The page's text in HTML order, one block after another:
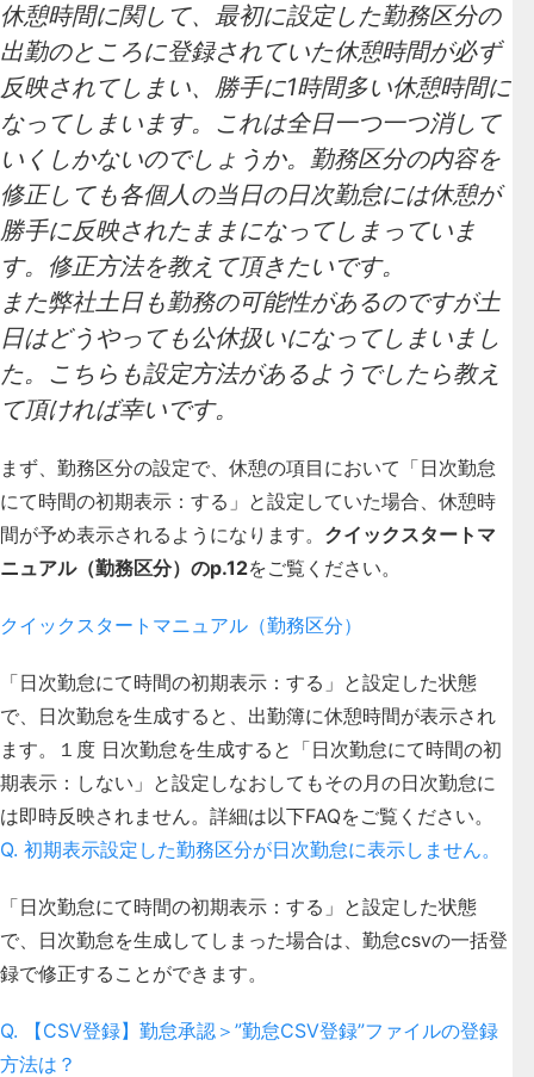
休憩時間に関して、最初に設定した勤務区分の
出勤のところに登録されていた休憩時間が必ず
反映されてしまい、勝手に1時間多い休憩時間に
なってしまいます。これは全日一つ一つ消して
いくしかないのでしょうか。勤務区分の内容を
修正しても各個人の当日の日次勤怠には休憩が
勝手に反映されたままになってしまっていま
す。修正方法を教えて頂きたいです。
また弊社土日も勤務の可能性があるのですが土
日はどうやっても公休扱いになってしまいまし
た。こちらも設定方法があるようでしたら教え
て頂ければ幸いです。
まず、勤務区分の設定で、休憩の項目において「日次勤怠
にて時間の初期表示：する」と設定していた場合、休憩時
間が予め表示されるようになります。 クイックスタートマ
ニュアル（勤務区分）のp.12をご覧ください。
クイックスタートマニュアル（勤務区分）
「日次勤怠にて時間の初期表示：する」と設定した状態
で、日次勤怠を生成すると、出勤簿に休憩時間が表示され
ます。１度 日次勤怠を生成すると「日次勤怠にて時間の初
期表示：しない」と設定しなおしてもその月の日次勤怠に
は即時反映されません。詳細は以下FAQをご覧ください。
Q. 初期表示設定した勤務区分が日次勤怠に表示しません。
「日次勤怠にて時間の初期表示：する」と設定した状態
で、日次勤怠を生成してしまった場合は、勤怠csvの一括登
録で修正することができます。
Q. 【CSV登録】勤怠承認＞”勤怠CSV登録”ファイルの登録
方法は？